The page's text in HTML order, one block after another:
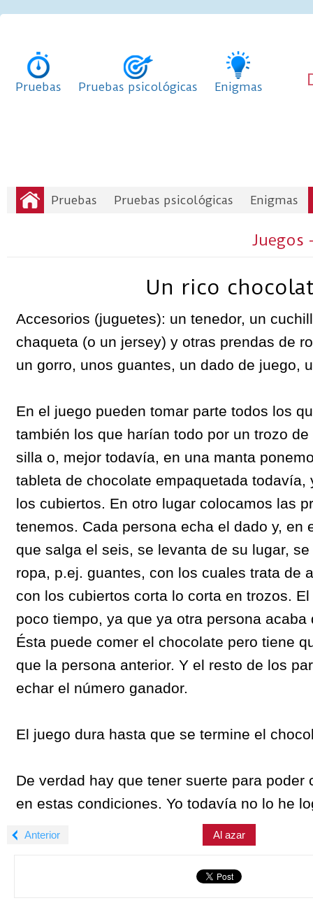
Pruebas Pruebas psicológicas Enigmas
Pruebas Pruebas psicológicas Enigmas
Juegos
Un rico
Accesorios (juguetes): un tenedor, un
chaqueta (o un jersey) y otras prendas de
un gorro, unos guantes, un dado de juego,
En el juego pueden tomar parte todos los
también los que harían todo por un trozo
silla o, mejor todavía, en una manta
tableta de chocolate empaquetada todavía,
los cubiertos. En otro lugar colocamos las
tenemos. Cada persona echa el dado y, en
que salga el seis, se levanta de su lugar,
ropa, p.ej. guantes, con los cuales trata de
con los cubiertos corta lo corta en trozos.
poco tiempo, ya que ya otra persona acaba
Ésta puede comer el chocolate pero tiene
que la persona anterior. Y el resto de los
echar el número ganador.
El juego dura hasta que se termine el
De verdad hay que tener suerte para poder
en estas condiciones. Yo todavía no lo he
Anterior Al azar